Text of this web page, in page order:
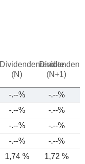
Dividendenrendite
(N)
(N+1)
-.--% -.--%
-.--% -.--%
-.--% -.--%
-.--% -.--%
1,74 % 1,72 %